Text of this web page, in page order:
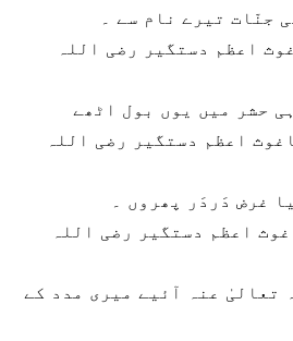
جنّات تیرے نام سے ۔
اعظم دستگیر رضی اللہ
حشر میں یوں بول اٹھے
اعظم دستگیر رضی اللہ
غرض دَردَر پھروں ۔
اعظم دستگیر رضی اللہ
تعالیٰ عنہ آئیے میری مدد کے